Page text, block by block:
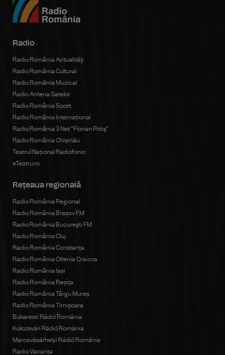
Radio
Radio România Actualităţi
Radio România Cultural
Radio România Muzical
Radio Antena Satelor
Radio România Sport
Radio România Internațional
Radio România 3 Net "Florian Pittiş"
Radio România Chișinău
Teatrul Național Radiofonic
eTeatru.ro
Rețeaua regională
Radio România Regional
Radio România Brașov FM
Radio România Bucureşti FM
Radio România Cluj
Radio România Constanța
Radio România Oltenia Craiova
Radio România Iași
Radio România Reșița
Radio România Târgu Mureș
Radio România Timișoara
Bukaresti Rádió Románia
Kolozsvári Rádió Románia
Marosvásárhelyi Rádió Románia
Radio Vacanța